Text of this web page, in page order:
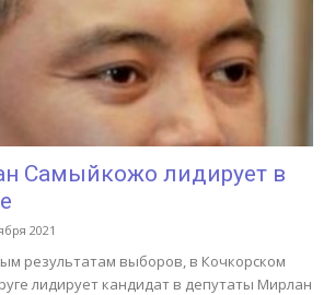
Самыйкожо лидирует в
2021
результатам выборов, в Кочкорском
лидирует кандидат в депутаты Мирлан